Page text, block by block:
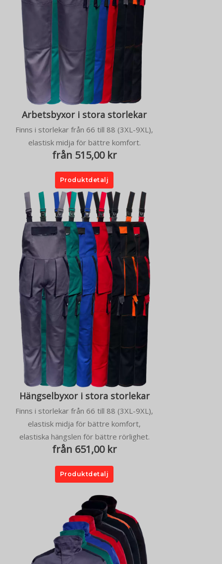
Arbetsbyxor i stora storlekar
Finns i storlekar från 66 till 88 (3XL-9XL),
elastisk midja för bättre komfort.
från 515,00 kr
Produktdetalj
Hängselbyxor i stora storlekar
Finns i storlekar från 66 till 88 (3XL-9XL),
elastisk midja för bättre komfort,
elastiska hängslen för bättre rörlighet.
från 651,00 kr
Produktdetalj